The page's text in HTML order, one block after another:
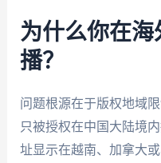
为什么你在海
播？
问题根源在于版权地域
只被授权在中国大陆境
址显示在越南、加拿大